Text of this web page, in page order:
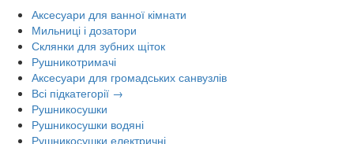
Аксесуари для ванної кімнати
Мильниці і дозатори
Склянки для зубних щіток
Рушникотримачі
Аксесуари для громадських санвузлів
Всі підкатегорії →
Рушникосушки
Рушникосушки водяні
Рушникосушки електричні